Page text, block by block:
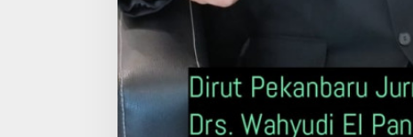
t
e
s
t
B